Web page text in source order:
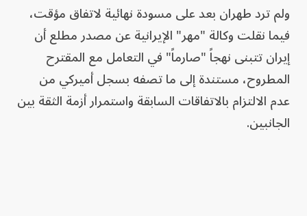
ولم ترد طهران بعد على مسودة نهائية لاتفاق مؤقت،
فيما نقلت وكالة "مهر" الإيرانية عن مصدر مطلع أن
إيران تتبنى نهجاً "صارماً" في التعامل مع المقترح
المطروح، مستندة إلى ما تصفه بسجل أميركي من
عدم الالتزام بالاتفاقات السابقة واستمرار أزمة الثقة بين
الجانبين.